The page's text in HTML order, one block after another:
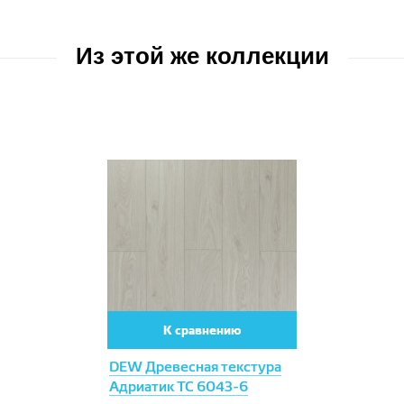
Из этой же коллекции
DEW Древесная текстура
Адриатик TC 6043-6
К сравнению